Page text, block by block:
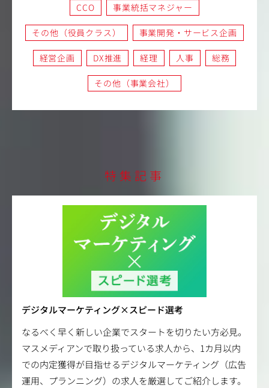
CCO 事業統括マネジャー
その他（役員クラス） 事業開発・サービス企画
経営企画 DX推進 経理 人事 総務
その他（事業会社）
特集記事
デジタルマーケティング×スピード選考
なるべく早く新しい企業でスタートを切りたい方必見。
マスメディアンで取り扱っている求人から、1カ月以内
での内定獲得が目指せるデジタルマーケティング（広告
運用、プランニング）の求人を厳選してご紹介します。